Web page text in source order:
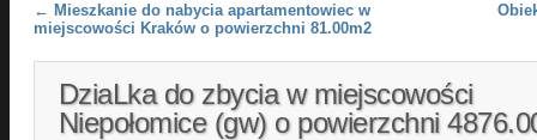
Post navigation
← Mieszkanie do nabycia apartamentowiec w
miejscowości Kraków o powierzchni 81.00m2
DziaLka do zbycia w miejscowości
Niepołomice (gw) o powierzchni